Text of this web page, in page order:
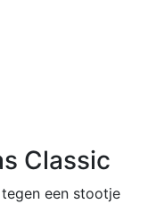
Classic
een stootje